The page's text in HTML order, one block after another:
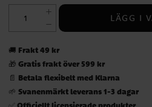
LÄGG I
🚚 Frakt 49 kr
🎁 Gratis frakt över 599 kr
📄 Betala flexibelt med Klarna
🌱 Svanenmärkt leverans 1-3 dagar
Officiellt licensierade produkter